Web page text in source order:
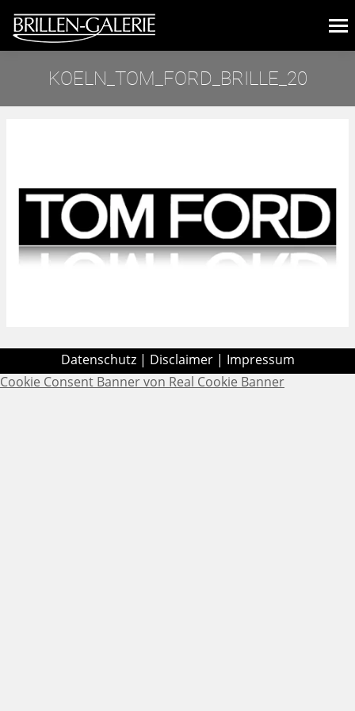
KOELN_TOM_FORD_BRILLE_20
Datenschutz| Disclaimer| Impressum
Cookie Consent Banner von Real Cookie Banner